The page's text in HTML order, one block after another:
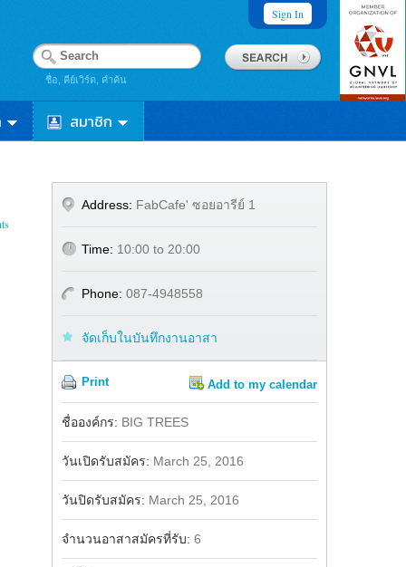
Sign In
ชื่อ, คีย์เวิร์ด, คำค้น
สมาชิก
Address: FabCafe' ซอยอารีย์ 1
Time: 10:00 to 20:00
Phone: 087-4948558
จัดเก็บในบันทึกงานอาสา
Print Add to my calendar
ชื่อองค์กร: BIG TREES
วันเปิดรับสมัคร: March 25, 2016
วันปิดรับสมัคร: March 25, 2016
จำนวนอาสาสมัครที่รับ: 6